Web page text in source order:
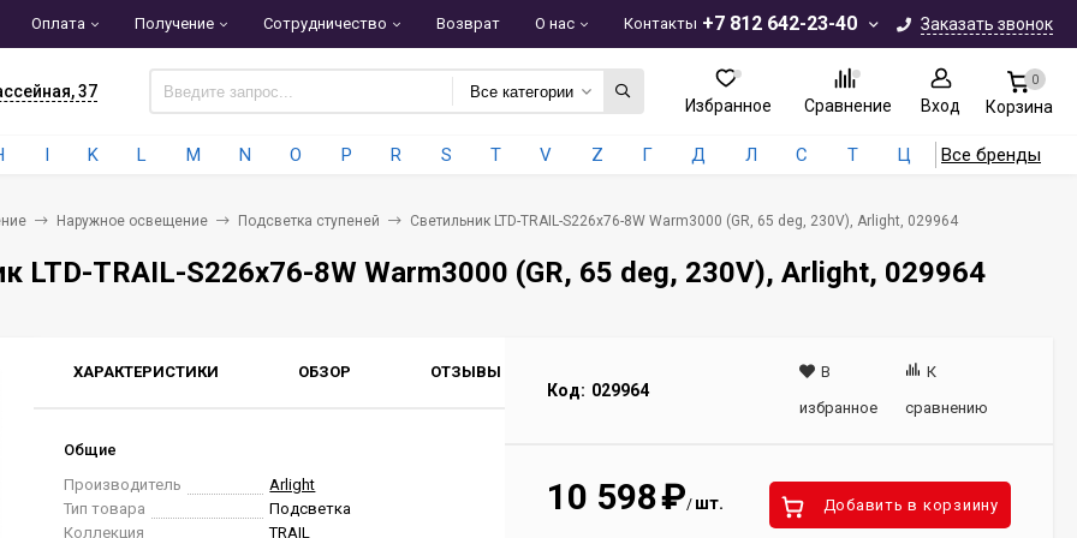
+7 812 642-23-40 Заказать звонок
Оплата Получение Сотрудничество Возврат О нас Контакты
37 Все категории
Избранное Сравнение Вход
0
Корзина
I K L M N O P R S T V Z Г Д Л С Т Ц Все бренды
Наружное освещение Подсветка ступеней Светильник LTD-TRAIL-S226x76-8W Warm3000 (GR, 65 deg, 230V), Arlight, 029964
LTD-TRAIL-S226x76-8W Warm3000 (GR, 65 deg, 230V), Arlight, 029964
ХАРАКТЕРИСТИКИ ОБЗОР ОТЗЫВЫ
Общие
Производитель
Arlight
Тип товара
Подсветка
Коллекция
TRAIL
Код: 029964
В
избранное
К
сравнению
10 598₽/ шт. Добавить в корзиину